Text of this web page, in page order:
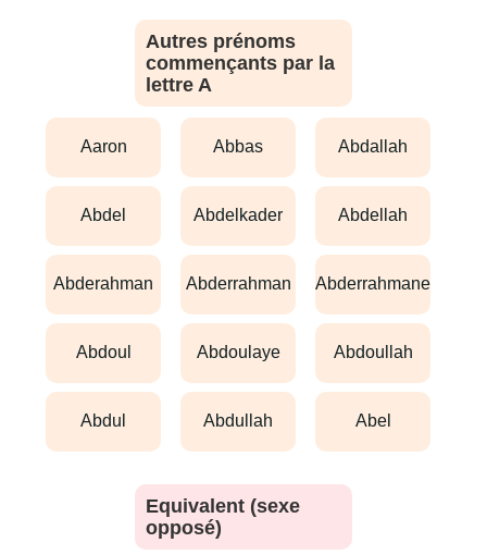
Autres prénoms
commençants par la
lettre A
aaron abbas abdallah
abdel abdelkader abdellah
abderahman abderrahman abderrahmane
abdoul abdoulaye abdoullah
abdul abdullah abel
Equivalent (sexe
opposé)